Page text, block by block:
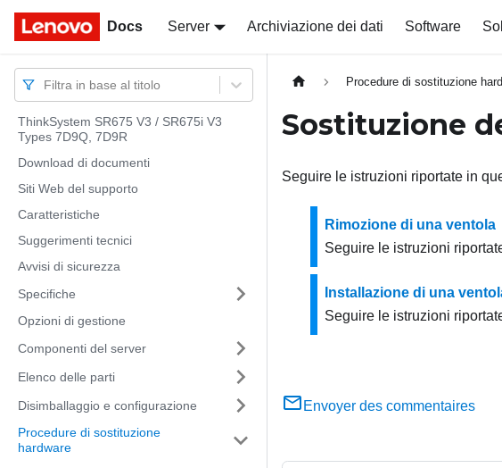
Docs Server Archiviazione dei dati Software
Docs
Filtra in base al titolo
ThinkSystem SR675 V3 / SR675i V3
Types 7D9Q, 7D9R
Download di documenti
Siti Web del supporto
Caratteristiche
Suggerimenti tecnici
Avvisi di sicurezza
Specifiche
Opzioni di gestione
Componenti del server
Elenco delle parti
Disimballaggio e configurazione
Procedure di sostituzione
hardware
Procedure di sostituzione
Sostituzione
Seguire le istruzioni riportate in
Rimozione di una ventola
Seguire le istruzioni
Installazione di una
Seguire le istruzioni
Envoyer des commentaires